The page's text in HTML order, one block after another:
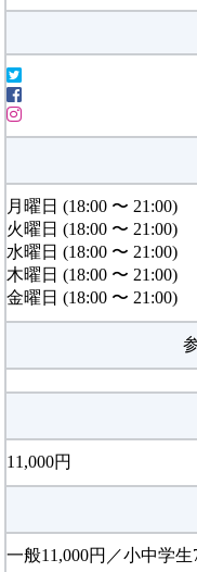
月曜日 (18:00 〜 21:00)
火曜日 (18:00 〜 21:00)
水曜日 (18:00 〜 21:00)
木曜日 (18:00 〜 21:00)
金曜日 (18:00 〜 21:00)
11,000円
一般11,000円／小中学生